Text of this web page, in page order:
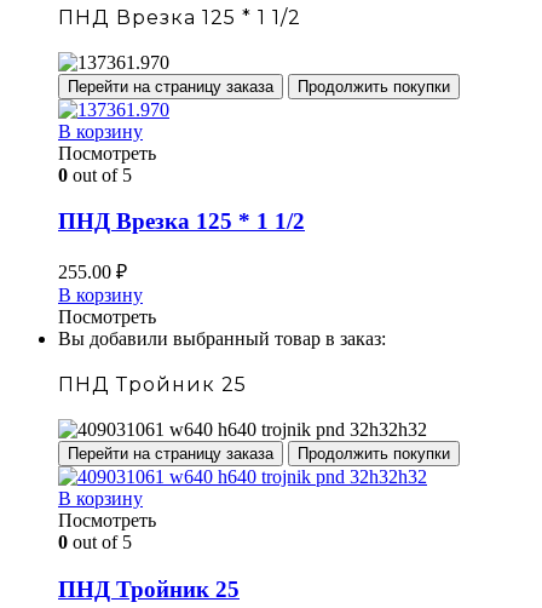
ПНД Врезка 125 * 1 1/2
Перейти на страницу заказа Продолжить покупки
В корзину
Посмотреть
0 out of 5
ПНД Врезка 125 * 1 1/2
255.00 ₽
В корзину
Посмотреть
Вы добавили выбранный товар в заказ:
ПНД Тройник 25
Перейти на страницу заказа Продолжить покупки
В корзину
Посмотреть
0 out of 5
ПНД Тройник 25